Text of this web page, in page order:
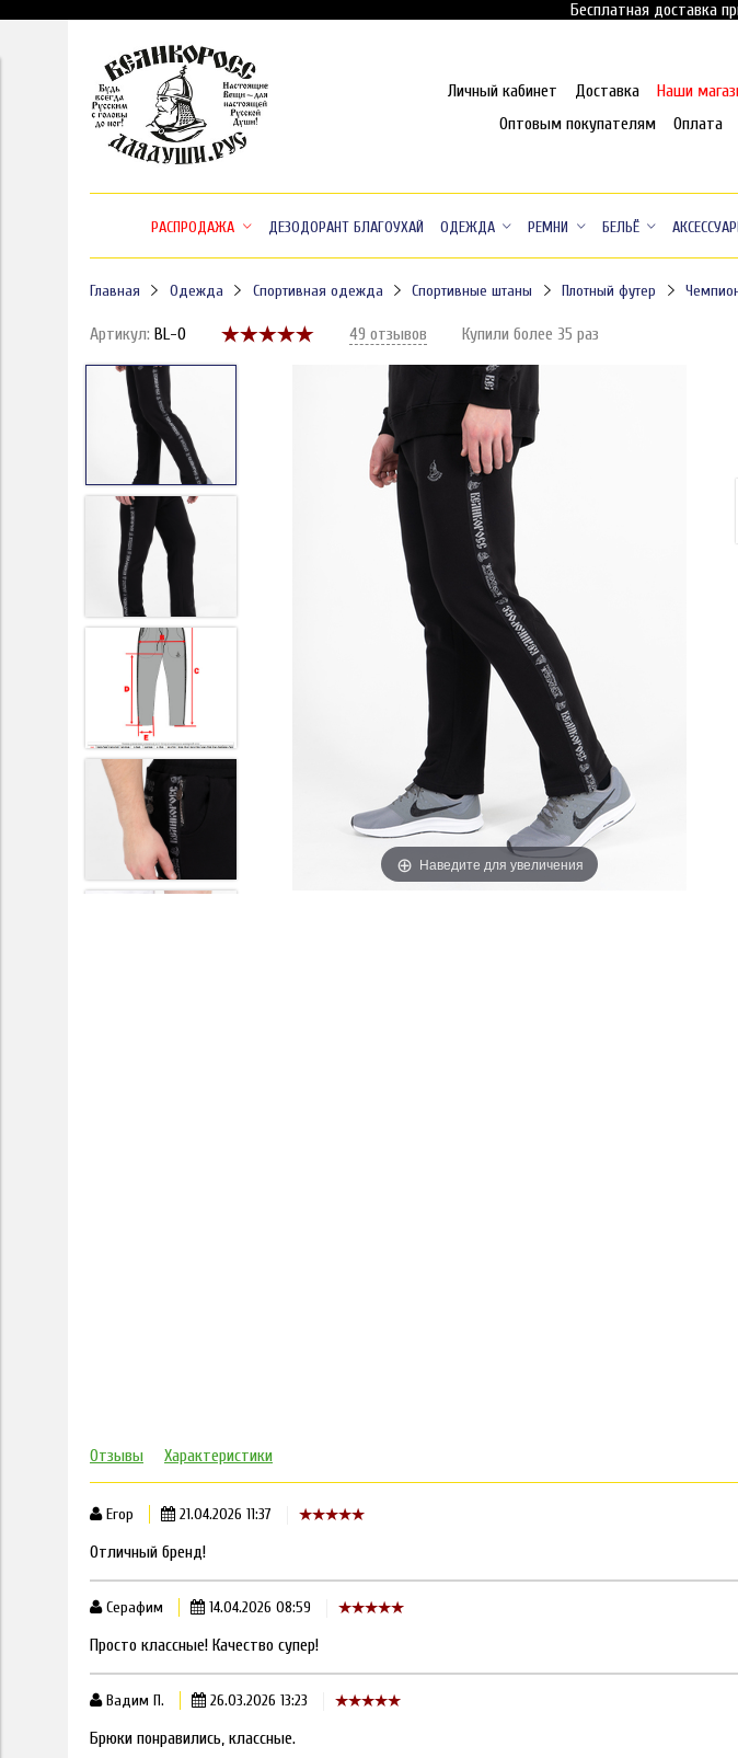
Бесплатная доставка
Личный кабинет Доставка Наши
Оптовым покупателям
Оплата
РАСПРОДАЖА ДЕЗОДОРАНТ БЛАГОУХАЙ ОДЕЖДА РЕМНИ БЕЛЬЁ
Главная Одежда Спортивная одежда Спортивные штаны Плотный футер
Артикул: BL-0 49 отзывов Купили более 35 раз
Наведите для увеличения
Отзывы Характеристики
Егор 21.04.2026 11:37
Отличный бренд!
Серафим 14.04.2026 08:59
Просто классные! Качество супер!
Вадим П. 26.03.2026 13:23
Брюки понравились, классные.